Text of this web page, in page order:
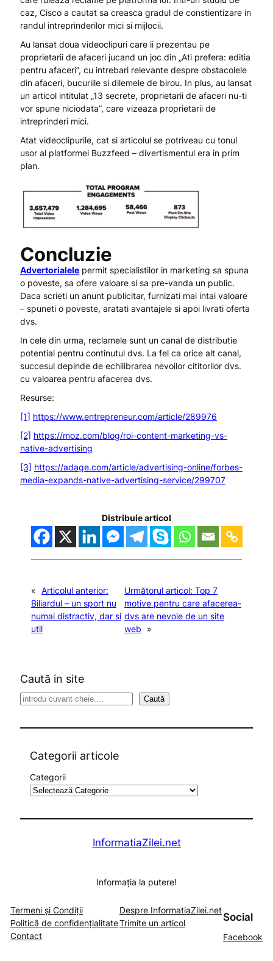
caz, Cisco a cautat sa creasca gradul de constientizare in
randul intreprinderilor mici si mijlocii.
Au lansat doua videoclipuri care ii prezentau pe
proprietarii de afaceri jucand un joc din „Ati prefera: editia
pentru afaceri”, cu intrebari relevante despre obstacolele
din afaceri, bucuriile si dilemele de birou. In plus, au lansat
un articol intitulat „13 secrete, proprietarii de afaceri nu-ti
vor spune niciodata”, care vizeaza proprietarii de
intreprinderi mici.
Atat videoclipurile, cat si articolul se potriveau cu tonul
usor al platformei Buzzfeed – divertismentul era in prim
plan.
Concluzie
Advertorialelepermit specialistilor in marketing sa spuna
o poveste, sa ofere valoare si sa pre-vanda un public.
Daca scrieti un anunt publicitar, furnizati mai intai valoare
– spuneti o poveste, aratati avantajele si apoi livrati oferta
dvs.
In cele din urma, reclamele sunt un canal de distributie
potential pentru continutul dvs. La fel ca orice alt canal,
succesul depinde de echilibrarea nevoilor cititorilor dvs.
cu valoarea pentru afacerea dvs.
Resurse:
[1] https://www.entrepreneur.com/article/289976
[2] https://moz.com/blog/roi-content-marketing-vs-
native-advertising
[3] https://adage.com/article/advertising-online/forbes-
media-expands-native-advertising-service/299707
Distribuie articol
« Articolul anterior:
Biliardul – un sport nu
numai distractiv, dar si
util
Următorul articol:Top 7
motive pentru care afacerea-
dvs are nevoie de un site
web
»
Caută in site
S
Caută
Categorii articole
Categorii
InformatiaZilei.net
Informația la putere!
Termeni și Condiții
Politică de confidențialitate
Contact
Despre InformatiaZilei.net
Trimite un articol
Social
Facebook